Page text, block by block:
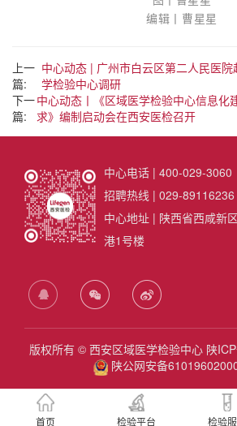
编辑丨曹星星
上一
篇:
中心动态 | 广州市白云区第二人民医院
学检验中心调研
下一
篇:
中心动态丨《区域医学检验中心信息化
求》编制启动会在西安医检召开
首页 检验平台 检验
中心电话 | 400-029-3060
招聘热线 | 029-89116236
中心地址 | 陕西省西咸新
港1号楼
版权所有 © 西安区域医学检验中心 陕
陕公网安备